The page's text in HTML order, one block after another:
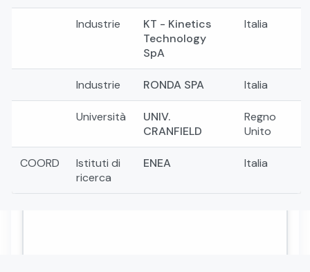
Industrie
KT - Kinetics
Technology
SpA
Italia
Industrie RONDA SPA Italia
Università
UNIV.
CRANFIELD
Regno
Unito
COORD
Istituti di
ricerca
ENEA Italia